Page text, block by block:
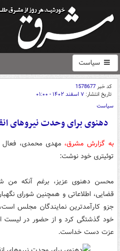
سیاست
کد خبر1578677
تاریخ انتشار: ۷ اسفند ۱۴۰۲ - ۰۱:۰۰
سیاست
دهنوی برای وحدت نیروهای
به گزارش مشرق، مهدی محمدی، فعال
توئیتری خود نوشت:
محسن دهنوی عزیز، برغم آنکه من
قضایی، اطلاعاتی و همچنین شورای
جزو کارآمدترین نمایندگان مجلس
خود گذشتگی کرد و از حضور در لیست
عزت دست خداست.